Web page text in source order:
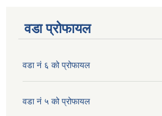
वडा प्रोफायल
वडा नं ६ को प्रोफायल
वडा नं ५ को प्रोफायल